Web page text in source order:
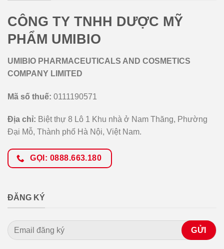
CÔNG TY TNHH DƯỢC MỸ
PHẨM UMIBIO
UMIBIO PHARMACEUTICALS AND COSMETICS
COMPANY LIMITED
Mã số thuế: 0111190571
Địa chỉ: Biệt thự 8 Lô 1 Khu nhà ở Nam Thăng, Phường
Đại Mỗ, Thành phố Hà Nội, Việt Nam.
GỌI: 0888.663.180
ĐĂNG KÝ